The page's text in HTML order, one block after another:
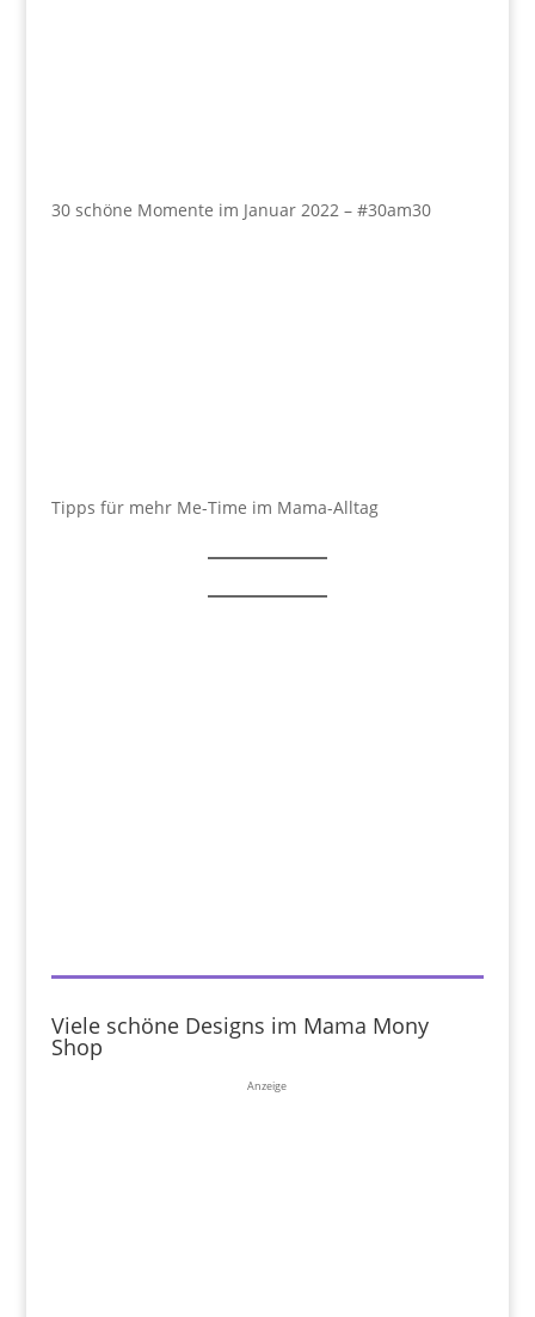
30 schöne Momente im Januar 2022 – #30am30
Tipps für mehr Me-Time im Mama-Alltag
Viele schöne Designs im Mama Mony
Shop
Anzeige